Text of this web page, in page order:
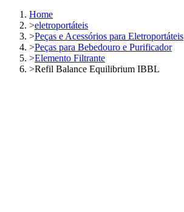
Home
>eletroportáteis
>Peças e Acessórios para Eletroportáteis
>Peças para Bebedouro e Purificador
>Elemento Filtrante
>Refil Balance Equilibrium IBBL